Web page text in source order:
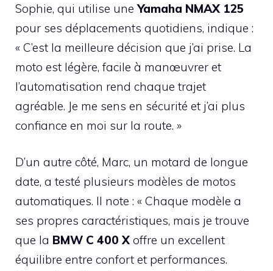
Sophie, qui utilise uneYamaha NMAX 125
pour ses déplacements quotidiens, indique :
« C’est la meilleure décision que j’ai prise. La
moto est légère, facile à manœuvrer et
l’automatisation rend chaque trajet
agréable. Je me sens en sécurité et j’ai plus
confiance en moi sur la route. »
D’un autre côté, Marc, un motard de longue
date, a testé plusieurs modèles de motos
automatiques. Il note : « Chaque modèle a
ses propres caractéristiques, mais je trouve
que la BMW C 400 X offre un excellent
équilibre entre confort et performances.